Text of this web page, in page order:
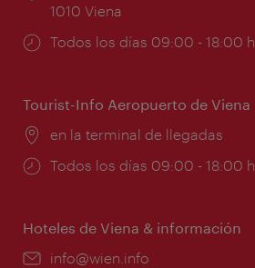
1010 Viena
Horarios
Todos los días 09:00 - 18:00 h
Tourist-Info Aeropuerto de Viena
Lugar:
en la terminal de llegadas
Horarios
Todos los días 09:00 - 18:00 h
Hoteles de Viena & información
e-
info@wien.info